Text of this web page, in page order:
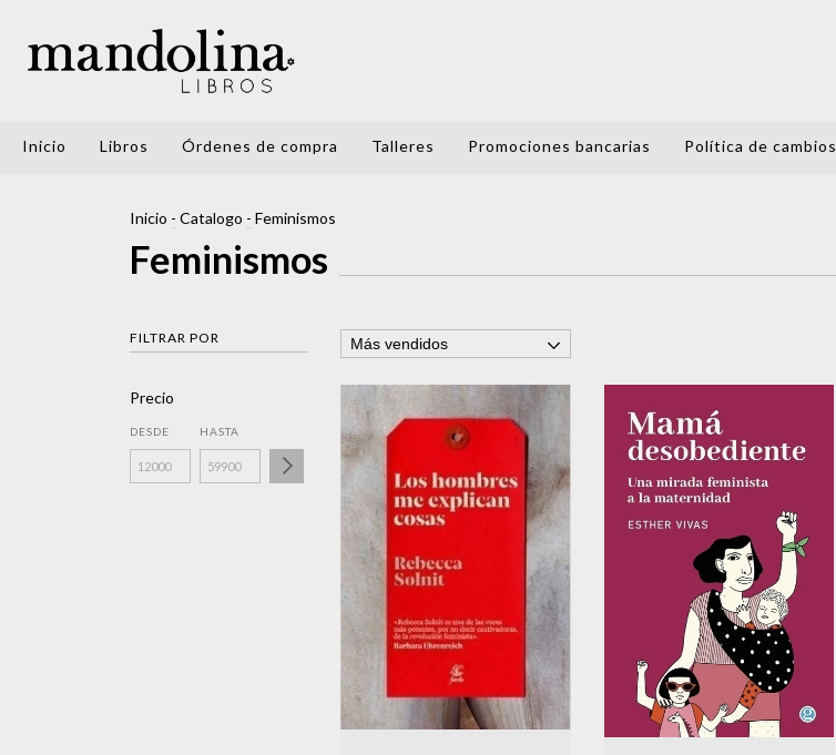
Inicio Libros Órdenes de compra Talleres Promociones bancarias Política de cambios
Inicio - Catalogo - Feminismos
Feminismos
FILTRAR POR
Precio
DESDE HASTA